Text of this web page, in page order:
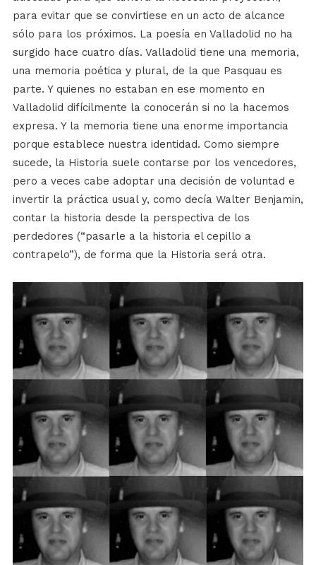
para evitar que se convirtiese en un acto de alcance
sólo para los próximos. La poesía en Valladolid no ha
surgido hace cuatro días. Valladolid tiene una memoria,
una memoria poética y plural, de la que Pasquau es
parte. Y quienes no estaban en ese momento en
Valladolid difícilmente la conocerán si no la hacemos
expresa. Y la memoria tiene una enorme importancia
porque establece nuestra identidad. Como siempre
sucede, la Historia suele contarse por los vencedores,
pero a veces cabe adoptar una decisión de voluntad e
invertir la práctica usual y, como decía Walter Benjamin,
contar la historia desde la perspectiva de los
perdedores (“pasarle a la historia el cepillo a
contrapelo”), de forma que la Historia será otra.